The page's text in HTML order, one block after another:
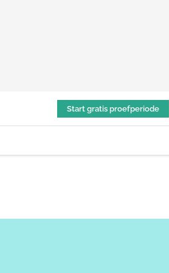
Start gratis proefperiode